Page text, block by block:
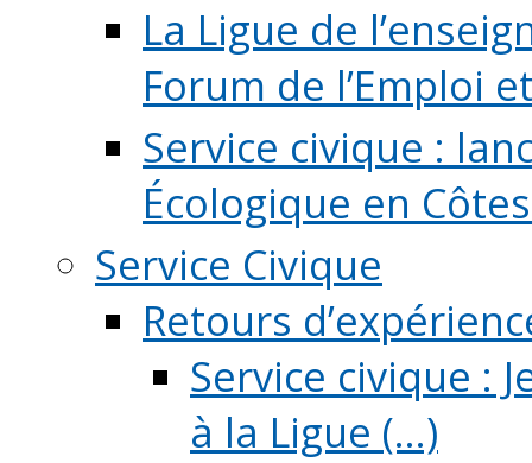
La Ligue de
Forum de l’Emploi
Service civique :
Écologique en
Service Civique
Retours
Service civique :
à la Ligue (...)